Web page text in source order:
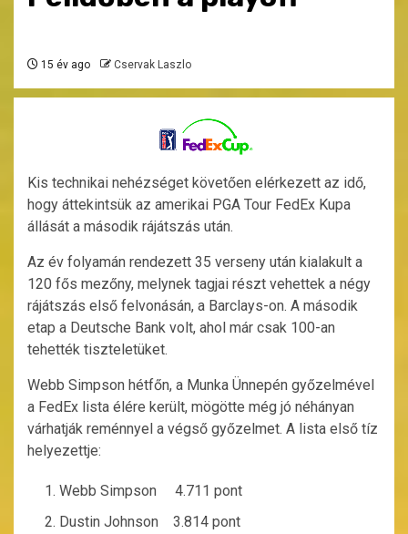
15 év ago Cservak Laszlo
Kis technikai nehézséget követően elérkezett az idő,
hogy áttekintsük az amerikai PGA Tour FedEx Kupa
állását a második rájátszás után.
Az év folyamán rendezett 35 verseny után kialakult a
120 fős mezőny, melynek tagjai részt vehettek a négy
rájátszás első felvonásán, a Barclays-on. A második
etap a Deutsche Bank volt, ahol már csak 100-an
tehették tiszteletüket.
Webb Simpson hétfőn, a Munka Ünnepén győzelmével
a FedEx lista élére került, mögötte még jó néhányan
várhatják reménnyel a végső győzelmet. A lista első tíz
helyezettje:
Webb Simpson 4.711 pont
Dustin Johnson 3.814 pont